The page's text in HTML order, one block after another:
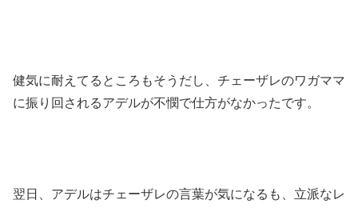
健気に耐えてるところもそうだし、チェーザレのワガママ
に振り回されるアデルが不憫で仕方がなかったです。
翌日、アデルはチェーザレの言葉が気になるも、立派なレ